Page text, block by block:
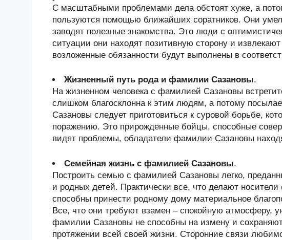
С масштабными проблемами дела обстоят хуже, а
пользуются помощью ближайших соратников. Они
заводят полезные знакомства. Это люди с
ситуации они находят позитивную сторону и
возложенные обязанности будут выполнены в
Жизненный путь рода и фамилии Сазановы.
На жизненном человека с фамилией Сазановы
слишком благосклонна к этим людям, а потому
Сазановы следует приготовиться к суровой борьбе,
поражению. Это прирожденные бойцы, способные
видят проблемы, обладатели фамилии Сазановы
Семейная жизнь с фамилией Сазановы.
Построить семью с фамилией Сазановы легко,
и родных детей. Практически все, что делают
способны принести родному дому материальное
Все, что они требуют взамен – спокойную атмосферу,
фамилии Сазановы не способны на измену и
протяжении всей своей жизни. Сторонние связи